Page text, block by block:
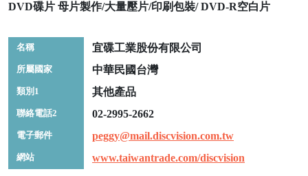
DVD碟片 母片製作/大量壓片/印刷包裝/ DVD-R空白片
名稱 宜碟工業股份有限公司
所屬國家 中華民國台灣
類別1 其他產品
聯絡電話2 02-2995-2662
電子郵件 peggy@mail.discvision.com.tw
網站 www.taiwantrade.com/discvision